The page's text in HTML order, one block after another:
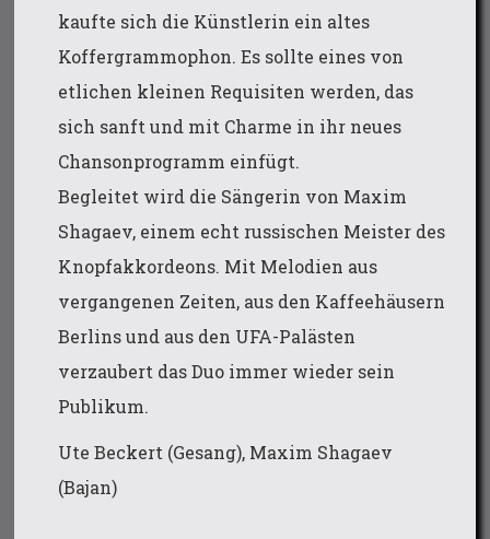
kaufte sich die Künstlerin ein altes
Koffergrammophon. Es sollte eines von
etlichen kleinen Requisiten werden, das
sich sanft und mit Charme in ihr neues
Chansonprogramm einfügt.
Begleitet wird die Sängerin von Maxim
Shagaev, einem echt russischen Meister des
Knopfakkordeons. Mit Melodien aus
vergangenen Zeiten, aus den Kaffeehäusern
Berlins und aus den UFA-Palästen
verzaubert das Duo immer wieder sein
Publikum.
Ute Beckert (Gesang), Maxim Shagaev
(Bajan)